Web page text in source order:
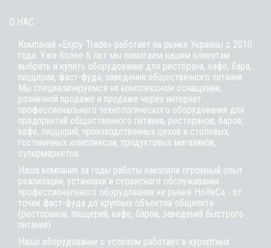
О НАС
Компания «Enjoy-Trade» работает на рынке Украины с 2010
года. Уже более 6 лет мы помогаем нашим клиентам
выбрать и купить оборудование для ресторана, кафе, бара,
пиццерии, фаст-фуда, заведения общественного питания.
Мы специализируемся на комплексном оснащении,
розничной продаже и продаже через интернет
профессионального технологического оборудования для
предприятий общественного питания, ресторанов, баров,
кафе, пиццерий, производственных цехов и столовых,
гостиничных комплексов, продуктовых магазинов,
супермаркетов.
Наша компания за годы работы накопила огромный опыт
реализации, установки и сервисного обслуживания
профессионального оборудования на рынке HoReCa - от
точек фаст-фуда до крупных объектов общепита
(ресторанов, пиццерий, кафе, баров, заведений быстрого
питания)
Наше оборудование с успехом работает в курортных